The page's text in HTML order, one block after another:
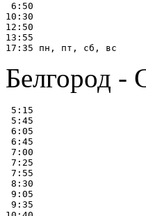
6:50
10:30
12:50
13:55
Белгород -
5:15
5:45
6:05
6:45
7:00
7:25
7:55
8:30
9:05
9:35